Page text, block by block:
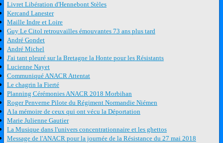
Livret Libération d'Hennebont Stèles
Kercand Lanester
Maille Indre et Loire
Guy Le Citol retrouvailles émouvantes 73 ans plus tard
André Gondet
André Michel
J'ai tant pleuré sur la Bretagne la Honte pour les Résistants
Lucienne Nayet
Communiqué ANACR Attentat
Le chagrin la Fierté
Planning Cérémonies ANACR 2018 Morbihan
Roger Penverne Pilote du Régiment Normandie Niémen
A la mémoire de ceux qui ont vécu la Déportation
Marie Julienne Gautier
La Musique dans l'univers concentrationnaire et les ghettos
Message de l'ANACR pour la journée de la Résistance du 27 mai 2018